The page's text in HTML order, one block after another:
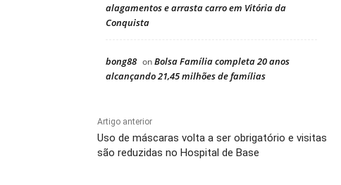
alagamentos e arrasta carro em Vitória da
Conquista
bong88 onBolsa Família completa 20 anos
alcançando 21,45 milhões de famílias
Artigo anterior
Uso de máscaras volta a ser obrigatório e visitas
são reduzidas no Hospital de Base